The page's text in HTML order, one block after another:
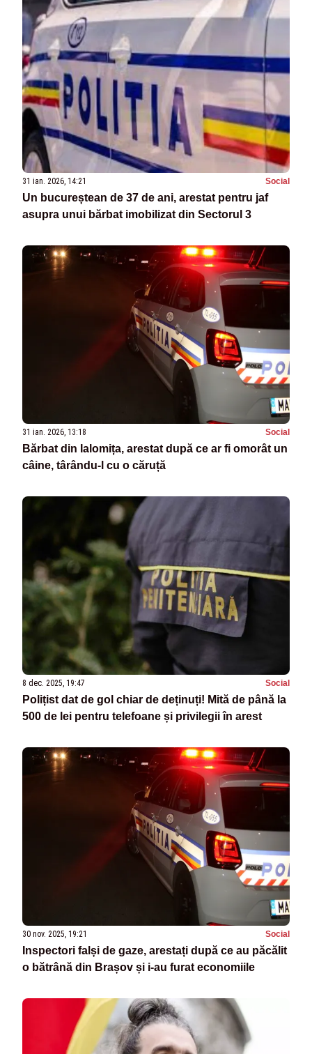
31 ian. 2026, 14:21 Social
Un bucureștean de 37 de ani, arestat pentru jaf
asupra unui bărbat imobilizat din Sectorul 3
31 ian. 2026, 13:18 Social
Bărbat din Ialomița, arestat după ce ar fi omorât un
câine, târându-l cu o căruță
8 dec. 2025, 19:47 Social
Polițist dat de gol chiar de deținuți! Mită de până la
500 de lei pentru telefoane și privilegii în arest
30 nov. 2025, 19:21 Social
Inspectori falși de gaze, arestați după ce au păcălit
o bătrână din Brașov și i-au furat economiile